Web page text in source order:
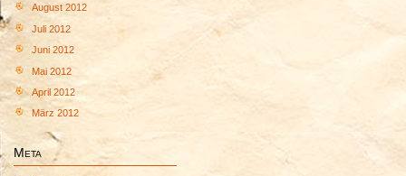
August 2012
Juli 2012
Juni 2012
Mai 2012
April 2012
März 2012
Meta